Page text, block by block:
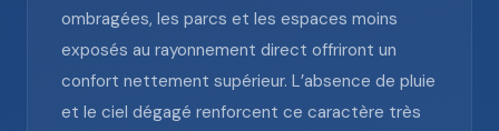
ombragées, les parcs et les espaces moins
exposés au rayonnement direct offriront un
confort nettement supérieur. L’absence de pluie
et le ciel dégagé renforcent ce caractère très